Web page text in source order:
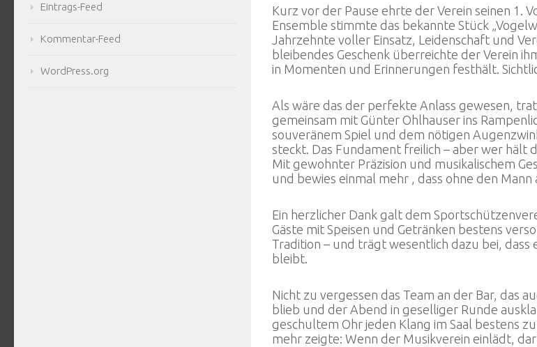
Kurz vor der Pause ehrte der Verein seinen 1.
Ensemble stimmte das bekannte Stück
Jahrzehnte voller Einsatz, Leidenschaft und
bleibendes Geschenk überreichte der Verein
in Momenten und Erinnerungen festhält.
Als wäre das der perfekte Anlass gewesen,
gemeinsam mit Günter Ohlhauser ins
souveränem Spiel und dem nötigen
steckt. Das Fundament freilich – aber wer hält
Mit gewohnter Präzision und musikalischem
und bewies einmal mehr , dass ohne den
Ein herzlicher Dank galt dem
Gäste mit Speisen und Getränken bestens
Tradition – und trägt wesentlich dazu bei,
bleibt.
Nicht zu vergessen das Team an der Bar, das
blieb und der Abend in geselliger Runde
geschultem Ohr jeden Klang im Saal bestens
mehr zeigte: Wenn der Musikverein einlädt,
Eintrags-Feed
Kommentar-Feed
WordPress.org